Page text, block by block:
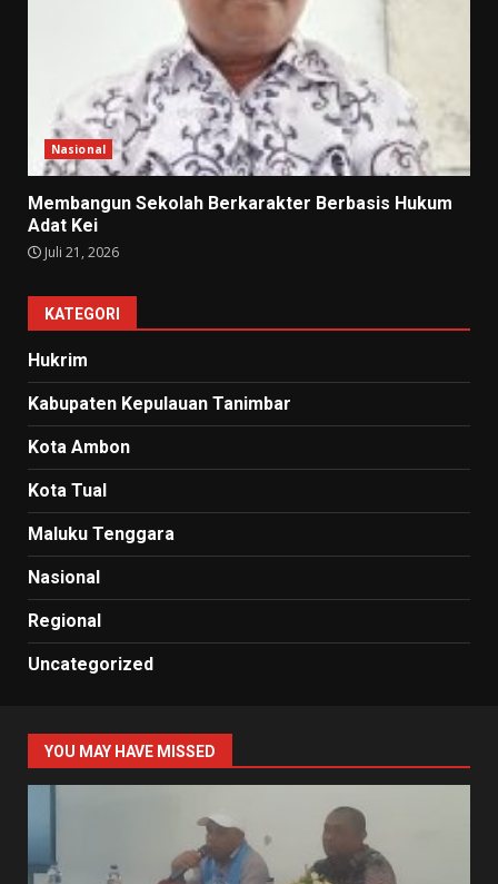
Nasional
Membangun Sekolah Berkarakter Berbasis Hukum
Adat Kei
Juli 21, 2026
KATEGORI
Hukrim
Kabupaten Kepulauan Tanimbar
Kota Ambon
Kota Tual
Maluku Tenggara
Nasional
Regional
Uncategorized
YOU MAY HAVE MISSED